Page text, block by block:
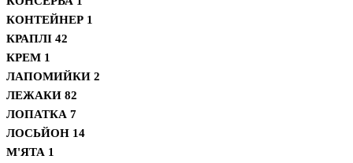
КОНТЕЙНЕР 1
КРАПЛІ 42
КРЕМ 1
ЛАПОМИЙКИ 2
ЛЕЖАКИ 82
ЛОПАТКА 7
ЛОСЬЙОН 14
М'ЯТА 1